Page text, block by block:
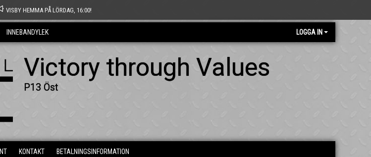
VISBY HEMMA PÅ LÖRDAG, 16:00!
INNEBANDYLEK LOGGA IN
Victory through Values
P13 Öst
KONTAKT BETALNINGSINFORMATION